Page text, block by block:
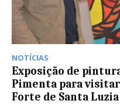
NOTÍCIAS
Exposição de
Pimenta para
Forte de Santa Luzia